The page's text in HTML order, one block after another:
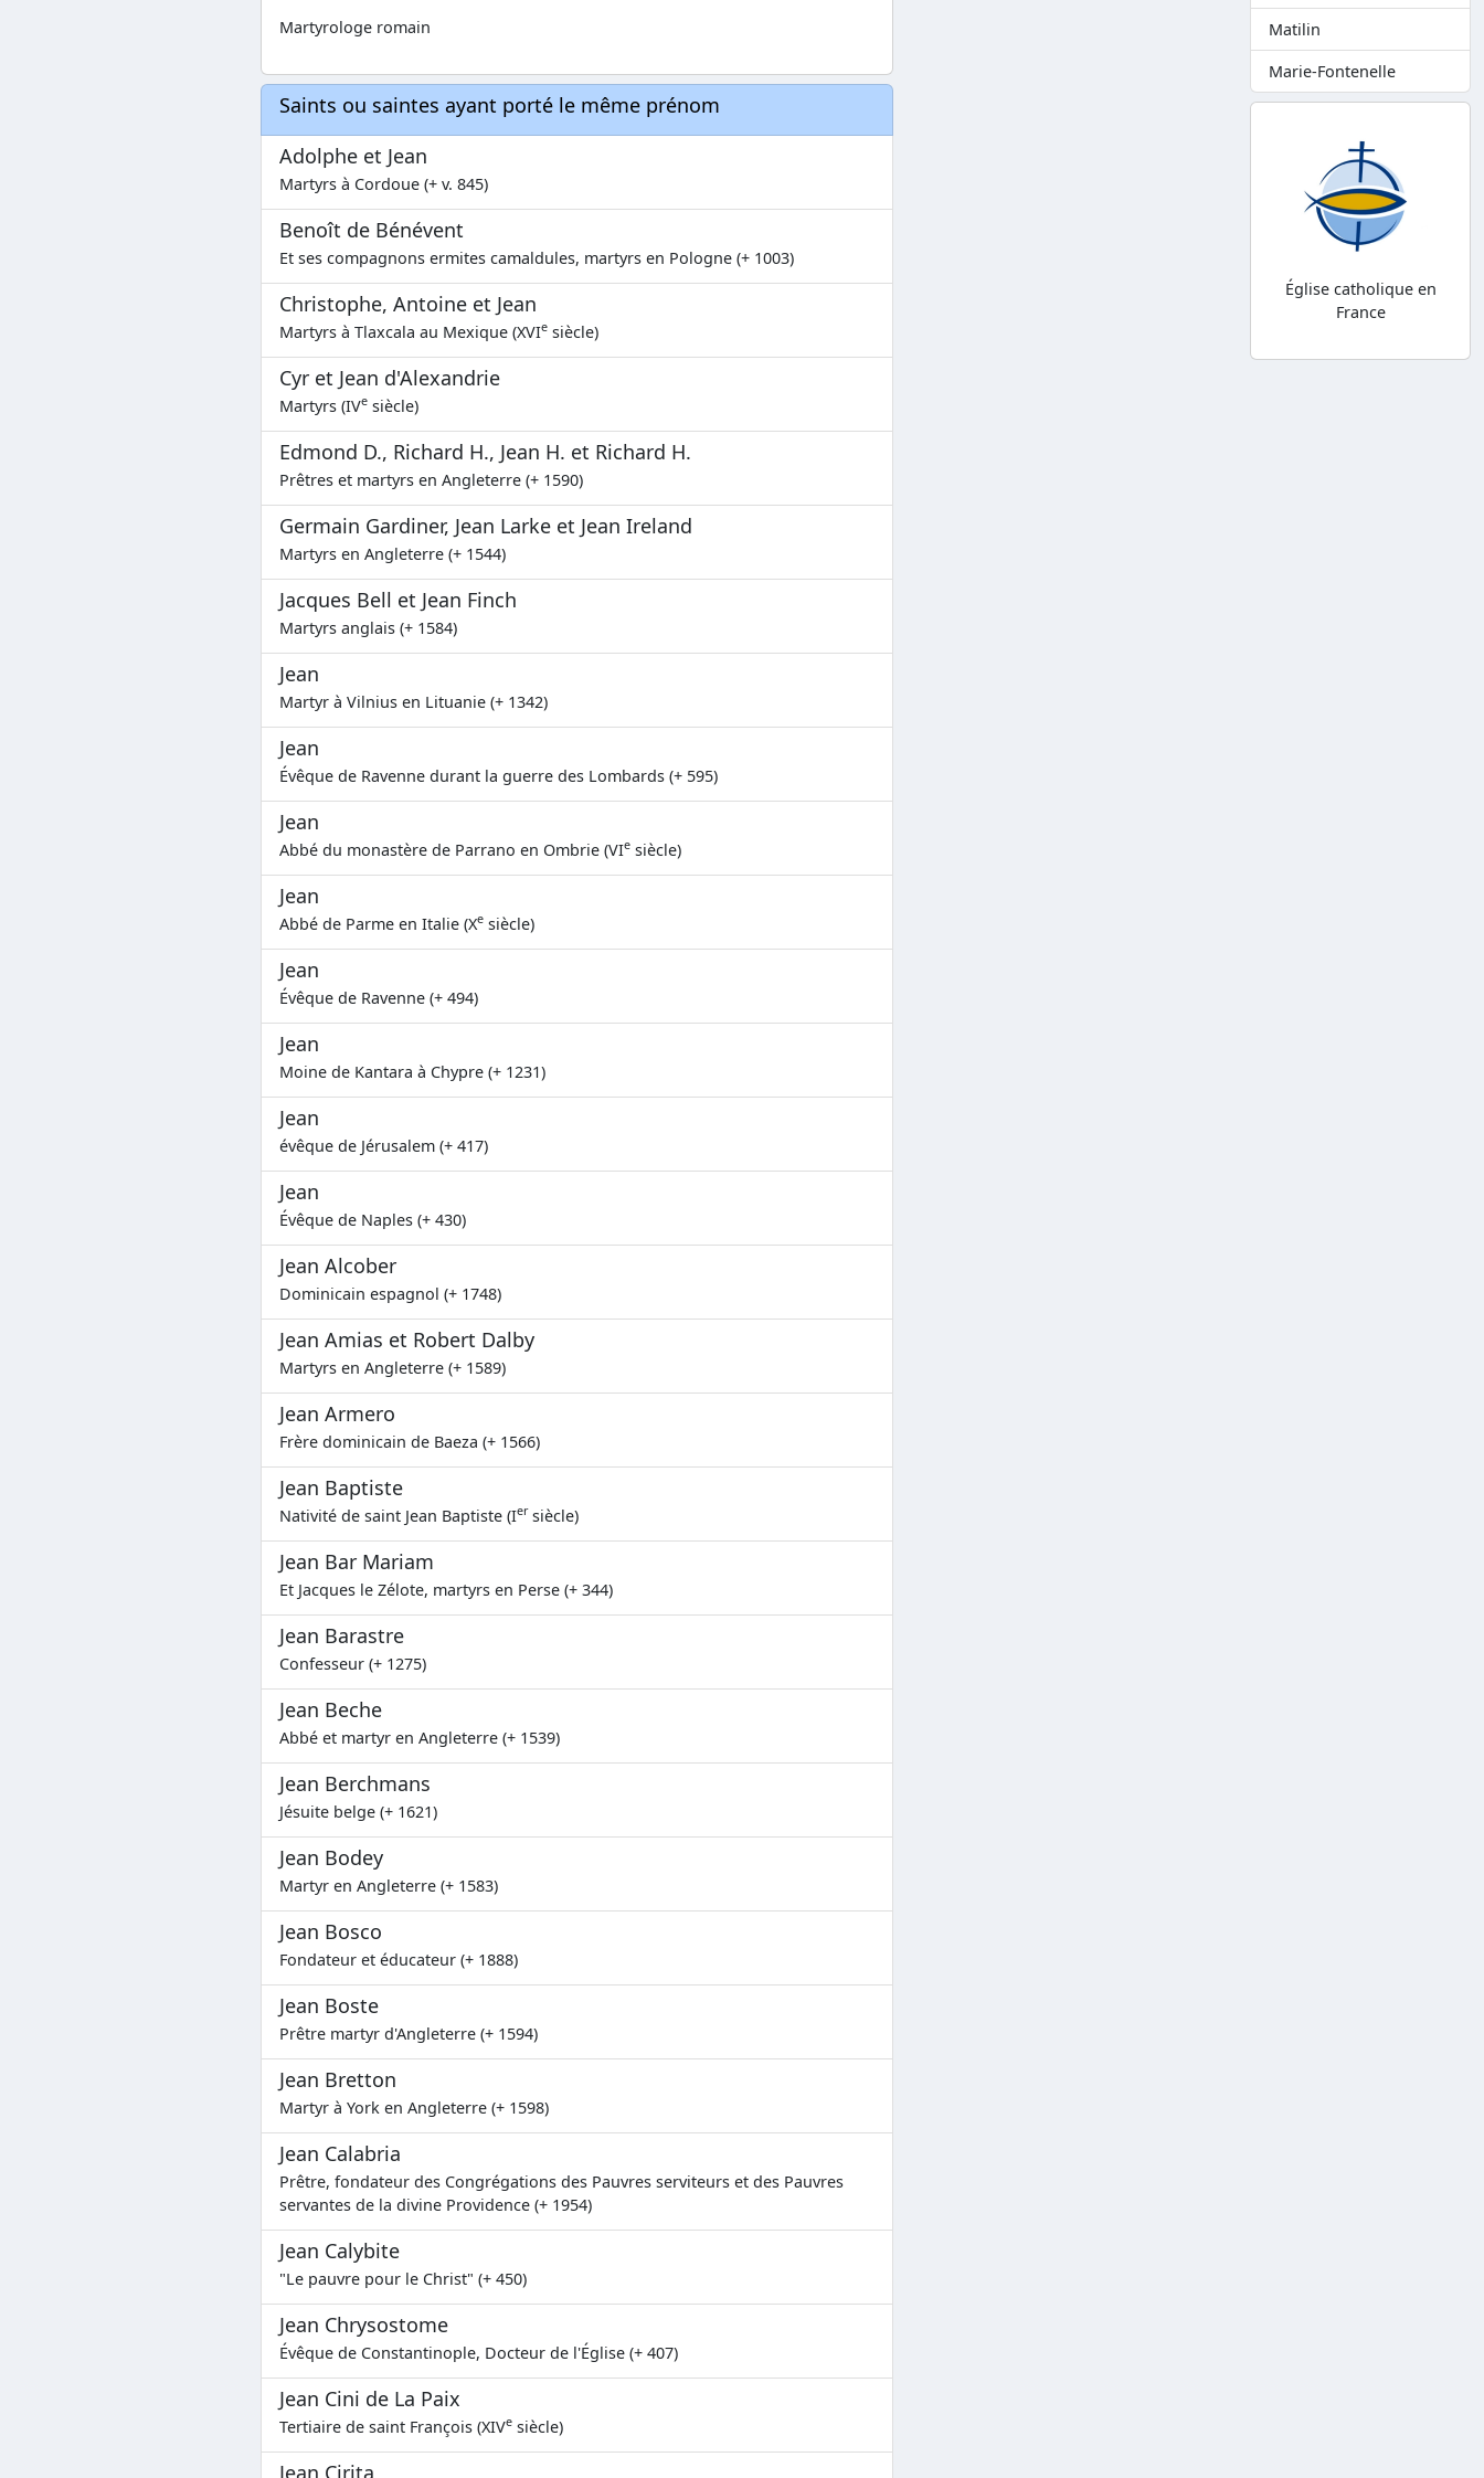
Martyrologe romain
Saints ou saintes ayant porté le même prénom
Adolphe et Jean
Martyrs à Cordoue (+ v. 845)
Benoît de Bénévent
Et ses compagnons ermites camaldules, martyrs en Pologne (+ 1003)
Christophe, Antoine et Jean
Martyrs à Tlaxcala au Mexique (XVIe siècle)
Cyr et Jean d'Alexandrie
Martyrs (IVe siècle)
Edmond D., Richard H., Jean H. et Richard H.
Prêtres et martyrs en Angleterre (+ 1590)
Germain Gardiner, Jean Larke et Jean Ireland
Martyrs en Angleterre (+ 1544)
Jacques Bell et Jean Finch
Martyrs anglais (+ 1584)
Jean
Martyr à Vilnius en Lituanie (+ 1342)
Jean
Évêque de Ravenne durant la guerre des Lombards (+ 595)
Jean
Abbé du monastère de Parrano en Ombrie (VIe siècle)
Jean
Abbé de Parme en Italie (Xe siècle)
Jean
Évêque de Ravenne (+ 494)
Jean
Moine de Kantara à Chypre (+ 1231)
Jean
évêque de Jérusalem (+ 417)
Jean
Évêque de Naples (+ 430)
Jean Alcober
Dominicain espagnol (+ 1748)
Jean Amias et Robert Dalby
Martyrs en Angleterre (+ 1589)
Jean Armero
Frère dominicain de Baeza (+ 1566)
Jean Baptiste
Nativité de saint Jean Baptiste (Iersiècle)
Jean Bar Mariam
Et Jacques le Zélote, martyrs en Perse (+ 344)
Jean Barastre
Confesseur (+ 1275)
Jean Beche
Abbé et martyr en Angleterre (+ 1539)
Jean Berchmans
Jésuite belge (+ 1621)
Jean Bodey
Martyr en Angleterre (+ 1583)
Jean Bosco
Fondateur et éducateur (+ 1888)
Jean Boste
Prêtre martyr d'Angleterre (+ 1594)
Jean Bretton
Martyr à York en Angleterre (+ 1598)
Jean Calabria
Prêtre, fondateur des Congrégations des Pauvres serviteurs et des Pauvres
servantes de la divine Providence (+ 1954)
Jean Calybite
"Le pauvre pour le Christ" (+ 450)
Jean Chrysostome
Évêque de Constantinople, Docteur de l'Église (+ 407)
Jean Cini de La Paix
Tertiaire de saint François (XIVe siècle)
Jean Cirita
Matilin
Marie-Fontenelle
Église catholique en
France